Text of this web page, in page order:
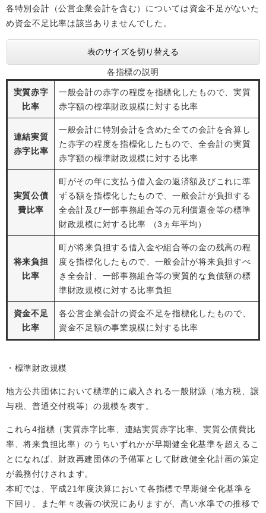
​各特別会計（公営企業会計を含む）については資金不足がないた
め資金不足比率は該当ありませんでした。
表のサイズを切り替える
各指標の説明
実質赤字
比率
一般会計の赤字の程度を指標化したもので、実質
赤字額の標準財政規模に対する比率
連結実質
赤字比率
一般会計に特別会計を含めた全ての会計を合算し
た赤字の程度を指標化したもので、全会計の実質
赤字額の標準財政規模に対する比率
実質公債
費比率
町がその年に支払う借入金の返済額及びこれに準
ずる額を指標化したもので、一般会計が負担する
全会計及び一部事務組合等の元利償還金等の標準
財政規模に対する比率 （3ヵ年平均）
将来負担
比率
町が将来負担する借入金や組合等の金の残高の程
度を指標化したもので、一般会計が将来負担すべ
き全会計、一部事務組合等の実質的な負債額の標
準財政規模に対する比率負担
資金不足
比率
各公営企業会計の資金不足を指標化したもので、
資金不足額の事業規模に対する比率
・標準財政規模
地方公共団体において標準的に歳入される一般財源（地方税、譲
与税、普通交付税等）の規模を表す。
これら4指標（実質赤字比率、連結実質赤字比率、実質公債費比
率、将来負担比率）のうちいずれかが早期健全化基準を超えるこ
とになれば、財政再建団体の予備軍として財政健全化計画の策定
が義務付けされます。
本町では、平成21年度決算において各指標で早期健全化基準を
下回り、また年々改善の状況にありますが、高い水準での推移で